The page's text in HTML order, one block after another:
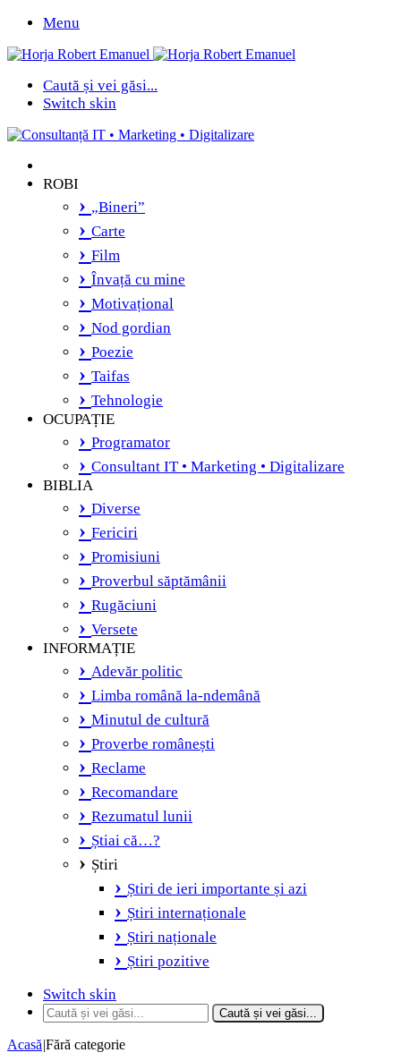
Menu
Caută și vei găsi...
Switch skin
ROBI
„Bineri”
Carte
Film
Învață cu mine
Motivațional
Nod gordian
Poezie
Taifas
Tehnologie
OCUPAȚIE
Programator
Consultant IT • Marketing • Digitalizare
BIBLIA
Diverse
Fericiri
Promisiuni
Proverbul săptămânii
Rugăciuni
Versete
INFORMAȚIE
Adevăr politic
Limba română la-ndemână
Minutul de cultură
Proverbe românești
Reclame
Recomandare
Rezumatul lunii
Știai că…?
Știri
Știri de ieri importante și azi
Știri internaționale
Știri naționale
Știri pozitive
Switch skin
Caută și vei găsi...
Acasă|Fără categorie